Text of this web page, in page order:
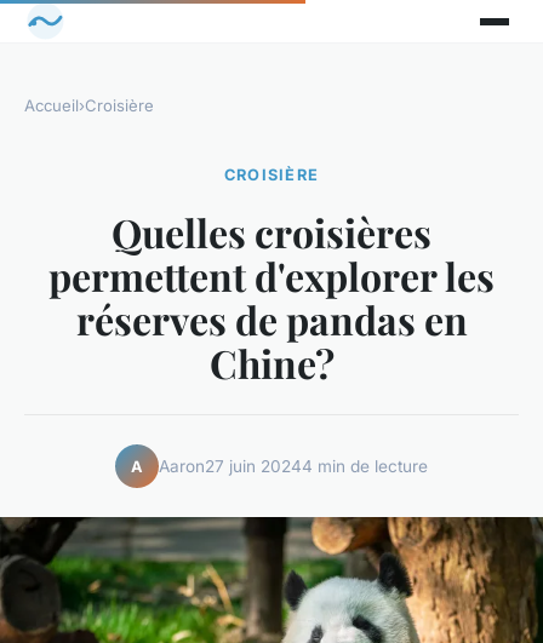
Accueil›Croisière
CROISIÈRE
Quelles croisières
permettent d'explorer les
réserves de pandas en
Chine?
A Aaron27 juin 20244 min de lecture